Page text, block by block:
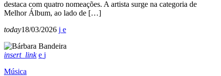
destaca com quatro nomeações. A artista surge na categoria de
Melhor Álbum, ao lado de […]
today18/03/2026
insert_link
Música